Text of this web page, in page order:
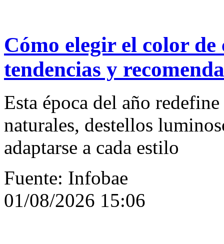
Cómo elegir el color
tendencias y
Esta época del año
naturales, destellos
adaptarse a cada estilo
Fuente: Infobae
01/08/2026 15:06